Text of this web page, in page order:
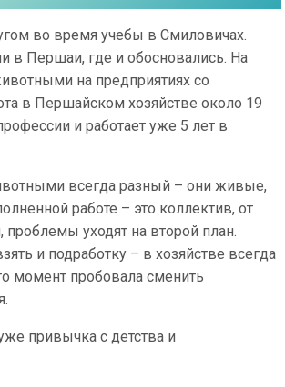
во время учебы в Смиловичах.
в Першаи, где и обосновались. На
на предприятиях со
в Першайском хозяйстве около 19
и работает уже 5 лет в
всегда разный – они живые,
работе – это коллектив, от
проблемы уходят на второй план.
и подработку – в хозяйстве всегда
момент пробовала сменить
привычка с детства и